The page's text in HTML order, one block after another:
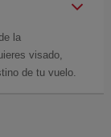
la
visado,
de tu vuelo.